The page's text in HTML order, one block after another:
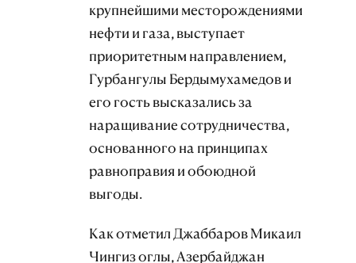
крупнейшими месторождениями
нефти и газа, выступает
приоритетным направлением,
Гурбангулы Бердымухамедов и
его гость высказались за
наращивание сотрудничества,
основанного на принципах
равноправия и обоюдной
выгоды.
Как отметил Джаббаров Микаил
Чингиз оглы, Азербайджан